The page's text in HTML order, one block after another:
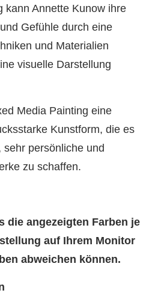
kann Annette Kunow ihre
Gefühle durch eine
und Materialien
visuelle Darstellung
Media Painting eine
Kunstform, die es
persönliche und
zu schaffen.
die angezeigten Farben je
auf Ihrem Monitor
abweichen können.